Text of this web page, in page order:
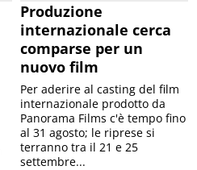
Produzione
internazionale cerca
comparse per un
nuovo film
Per aderire al casting del film
internazionale prodotto da
Panorama Films c'è tempo fino
al 31 agosto; le riprese si
terranno tra il 21 e 25
settembre...